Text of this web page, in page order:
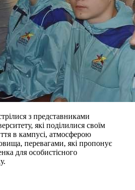
з представниками
які поділилися своїм
в кампусі, атмосферою
перевагами, які пропонує
для особистісного